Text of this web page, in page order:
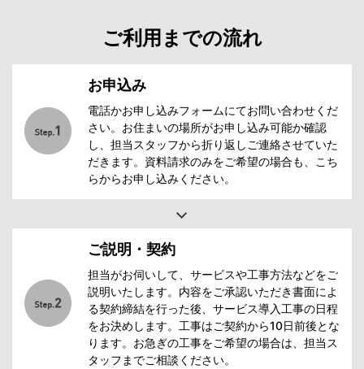
ご利用までの流れ
お申込み
電話かお申し込みフォームにてお問い合わせくだ
さい。お住まいの場所がお申し込み可能か確認
し、担当スタッフから折り返しご連絡させていた
だきます。資料請求のみをご希望の場合も、こち
らからお申し込みください。
ご説明・契約
担当がお伺いして、サービスや工事方法などをご
説明いたします。内容をご承認いただき書面によ
る契約締結を行った後、サービス導入工事の日程
をお決めします。工事はご契約から10日前後とな
ります。お急ぎの工事をご希望の場合は、担当ス
タッフまでご相談ください。